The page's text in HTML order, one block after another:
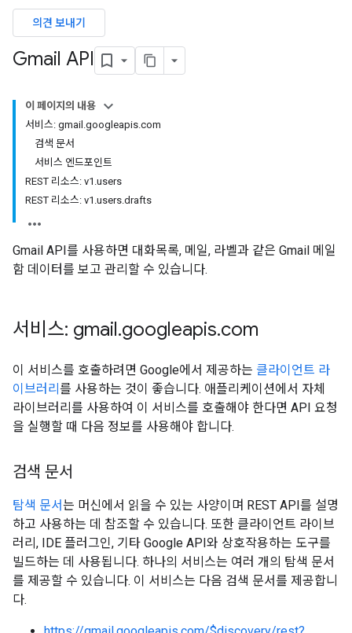
의견 보내기
Gmail API
이 페이지의 내용
서비스: gmail.googleapis.com
검색 문서
서비스 엔드포인트
REST 리소스: v1.users
REST 리소스: v1.users.drafts
Gmail API를 사용하면 대화목록, 메일, 라벨과 같은 Gmail 메일
함 데이터를 보고 관리할 수 있습니다.
서비스: gmail.googleapis.com
이 서비스를 호출하려면 Google에서 제공하는 클라이언트 라
이브러리 를 사용하는 것이 좋습니다. 애플리케이션에서 자체
라이브러리를 사용하여 이 서비스를 호출해야 한다면 API 요청
을 실행할 때 다음 정보를 사용해야 합니다.
검색 문서
탐색 문서는 머신에서 읽을 수 있는 사양이며 REST API를 설명
하고 사용하는 데 참조할 수 있습니다. 또한 클라이언트 라이브
러리, IDE 플러그인, 기타 Google API와 상호작용하는 도구를
빌드하는 데 사용됩니다. 하나의 서비스는 여러 개의 탐색 문서
를 제공할 수 있습니다. 이 서비스는 다음 검색 문서를 제공합니
다.